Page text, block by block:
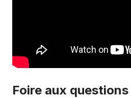
Foire aux questions